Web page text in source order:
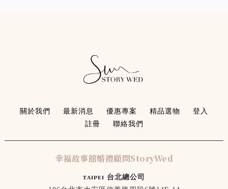
關於我們 最新消息 優惠專案 精品選物
登入
註冊
聯絡我們
幸福故事館婚禮顧問StoryWed
ᴛᴀɪᴘᴇɪ 台北總公司